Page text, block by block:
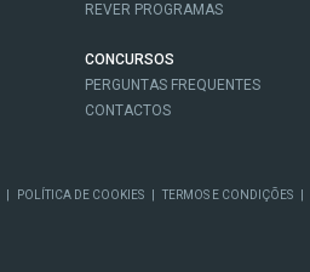
REVER PROGRAMAS
CONCURSOS
PERGUNTAS FREQUENTES
CONTACTOS
POLÍTICA DE COOKIES TERMOS E CONDIÇÕES